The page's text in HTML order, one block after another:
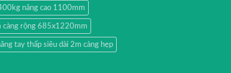
nâng cao 1100mm
càng rộng 685x1220mm
tay thấp siêu dài 2m càng hẹp